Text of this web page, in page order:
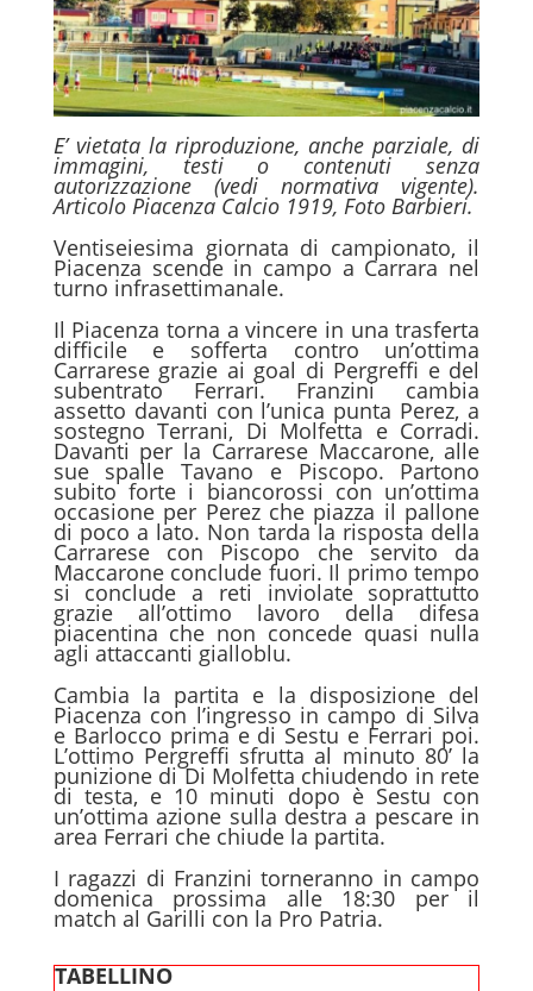
E’ vietata la riproduzione, anche parziale, di
immagini, testi o contenuti senza
autorizzazione (vedi normativa vigente).
Articolo Piacenza Calcio 1919, Foto Barbieri.
Ventiseiesima giornata di campionato, il
Piacenza scende in campo a Carrara nel
turno infrasettimanale.
Il Piacenza torna a vincere in una trasferta
difficile e sofferta contro un’ottima
Carrarese grazie ai goal di Pergreffi e del
subentrato Ferrari. Franzini cambia
assetto davanti con l’unica punta Perez, a
sostegno Terrani, Di Molfetta e Corradi.
Davanti per la Carrarese Maccarone, alle
sue spalle Tavano e Piscopo. Partono
subito forte i biancorossi con un’ottima
occasione per Perez che piazza il pallone
di poco a lato. Non tarda la risposta della
Carrarese con Piscopo che servito da
Maccarone conclude fuori. Il primo tempo
si conclude a reti inviolate soprattutto
grazie all’ottimo lavoro della difesa
piacentina che non concede quasi nulla
agli attaccanti gialloblu.
Cambia la partita e la disposizione del
Piacenza con l’ingresso in campo di Silva
e Barlocco prima e di Sestu e Ferrari poi.
L’ottimo Pergreffi sfrutta al minuto 80’ la
punizione di Di Molfetta chiudendo in rete
di testa, e 10 minuti dopo è Sestu con
un’ottima azione sulla destra a pescare in
area Ferrari che chiude la partita.
I ragazzi di Franzini torneranno in campo
domenica prossima alle 18:30 per il
match al Garilli con la Pro Patria.
TABELLINO